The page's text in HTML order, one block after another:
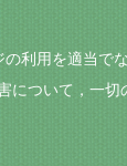
の利用を適当で
について，一切